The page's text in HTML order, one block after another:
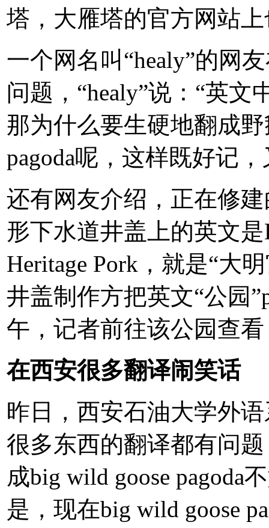
塔，大雁塔的官方网站
一个网名叫“healy”的网
问题，“healy”说：“英
那为什么要生硬地翻成
pagoda呢，这样既好记
还有网友介绍，正在修
形下水道井盖上的英文是
Heritage Pork，就是“大
井盖制作方把英文“公园
午，记者前往该公园查
在西安很多翻译闹笑话
昨日，西安石油大学外
很多东西的翻译都有问
成big wild goose pagoda
是，现在big wild goose